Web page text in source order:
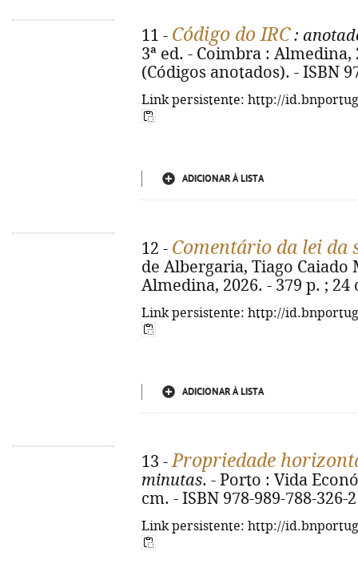
11 - Código do IRC:
3ª ed. - Coimbra : Almedina,
(Códigos anotados). - ISBN
Link persistente: http://
ADICIONAR À LISTA
12 - Comentário da lei da
de Albergaria, Tiago
Almedina, 2026. - 379 p. ; 24
Link persistente: http://
ADICIONAR À LISTA
13 -Propriedade
minutas. - Porto : Vida
cm. - ISBN 978-989-788-326-2
Link persistente: http://